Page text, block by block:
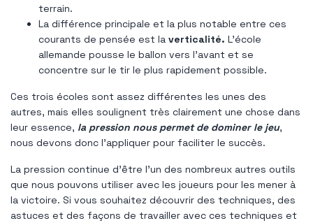
terrain.
La différence principale et la plus notable entre ces
courants de pensée est la verticalité. L'école
allemande pousse le ballon vers l'avant et se
concentre sur le tir le plus rapidement possible.
Ces trois écoles sont assez différentes les unes des
autres, mais elles soulignent très clairement une chose dans
leur essence, la pression nous permet de dominer le jeu,
nous devons donc l'appliquer pour faciliter le succès.
La pression continue d'être l'un des nombreux autres outils
que nous pouvons utiliser avec les joueurs pour les mener à
la victoire. Si vous souhaitez découvrir des techniques, des
astuces et des façons de travailler avec ces techniques et